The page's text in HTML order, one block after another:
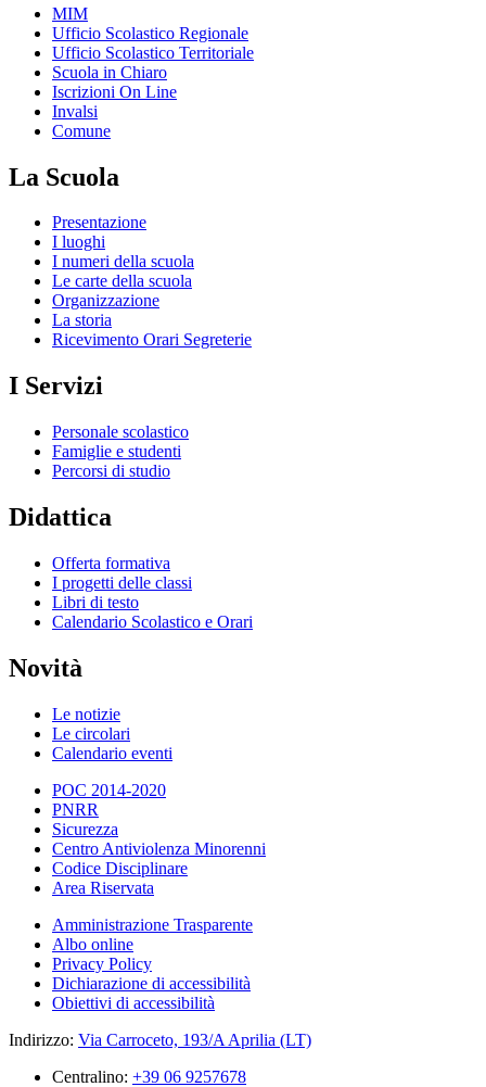
MIM
Ufficio Scolastico Regionale
Ufficio Scolastico Territoriale
Scuola in Chiaro
Iscrizioni On Line
Invalsi
Comune
La Scuola
Presentazione
I luoghi
I numeri della scuola
Le carte della scuola
Organizzazione
La storia
Ricevimento Orari Segreterie
I Servizi
Personale scolastico
Famiglie e studenti
Percorsi di studio
Didattica
Offerta formativa
I progetti delle classi
Libri di testo
Calendario Scolastico e Orari
Novità
Le notizie
Le circolari
Calendario eventi
POC 2014-2020
PNRR
Sicurezza
Centro Antiviolenza Minorenni
Codice Disciplinare
Area Riservata
Amministrazione Trasparente
Albo online
Privacy Policy
Dichiarazione di accessibilità
Obiettivi di accessibilità
Indirizzo: Via Carroceto, 193/A Aprilia (LT)
Centralino: +39 06 9257678